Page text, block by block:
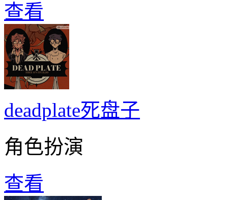
查看
deadplate死盘子
角色扮演
查看